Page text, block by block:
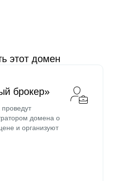
этот домен
брокер»
домена о
и организуют